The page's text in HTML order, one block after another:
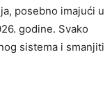
posebno imajući u
godine. Svako
sistema i smanjiti